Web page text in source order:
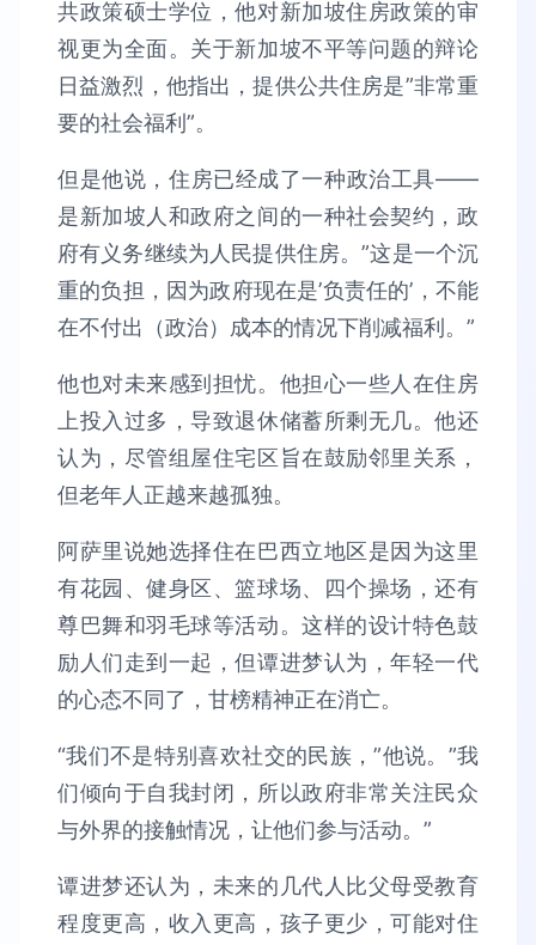
共政策硕士学位，他对新加坡住房政策的审
视更为全面。关于新加坡不平等问题的辩论
日益激烈，他指出，提供公共住房是”非常重
要的社会福利”。
但是他说，住房已经成了一种政治工具——
是新加坡人和政府之间的一种社会契约，政
府有义务继续为人民提供住房。”这是一个沉
重的负担，因为政府现在是’负责任的’，不能
在不付出（政治）成本的情况下削减福利。”
他也对未来感到担忧。他担心一些人在住房
上投入过多，导致退休储蓄所剩无几。他还
认为，尽管组屋住宅区旨在鼓励邻里关系，
但老年人正越来越孤独。
阿萨里说她选择住在巴西立地区是因为这里
有花园、健身区、篮球场、四个操场，还有
尊巴舞和羽毛球等活动。这样的设计特色鼓
励人们走到一起，但谭进梦认为，年轻一代
的心态不同了，甘榜精神正在消亡。
“我们不是特别喜欢社交的民族，”他说。”我
们倾向于自我封闭，所以政府非常关注民众
与外界的接触情况，让他们参与活动。”
谭进梦还认为，未来的几代人比父母受教育
程度更高，收入更高，孩子更少，可能对住